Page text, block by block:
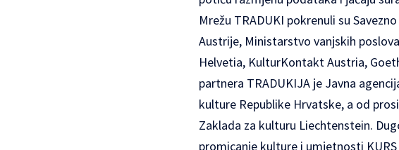
Mrežu TRADUKI pokrenuli su
Austrije, Ministarstvo vanjskih
Helvetia, KulturKontakt Austria,
partnera TRADUKIJA je Javna
kulture Republike Hrvatske, a od
Zaklada za kulturu Liechtenstein.
promicanje kulture i umjetnosti